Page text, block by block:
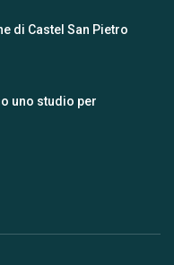
di Castel San Pietro
uno studio per